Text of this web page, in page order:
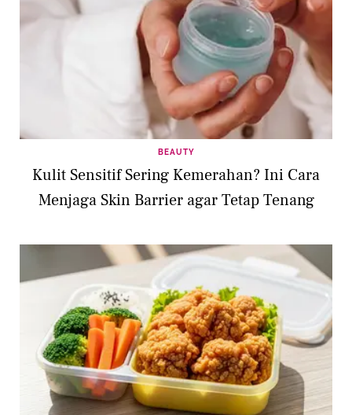
BEAUTY
Kulit Sensitif Sering Kemerahan? Ini Cara
Menjaga Skin Barrier agar Tetap Tenang